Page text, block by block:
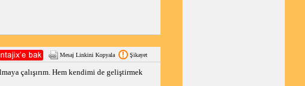
Mesaj Linkini Kopyala Şikayet
çalışırım. Hem kendimi de geliştirmek